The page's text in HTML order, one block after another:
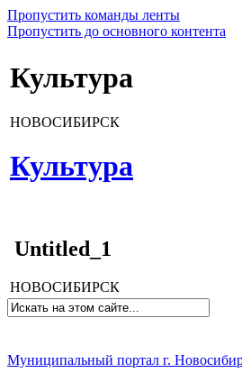
Пропустить команды ленты
Пропустить до основного контента
Культура
НОВОСИБИРСК
Культура
Untitled_1
НОВОСИБИРСК
Муниципальный портал г.